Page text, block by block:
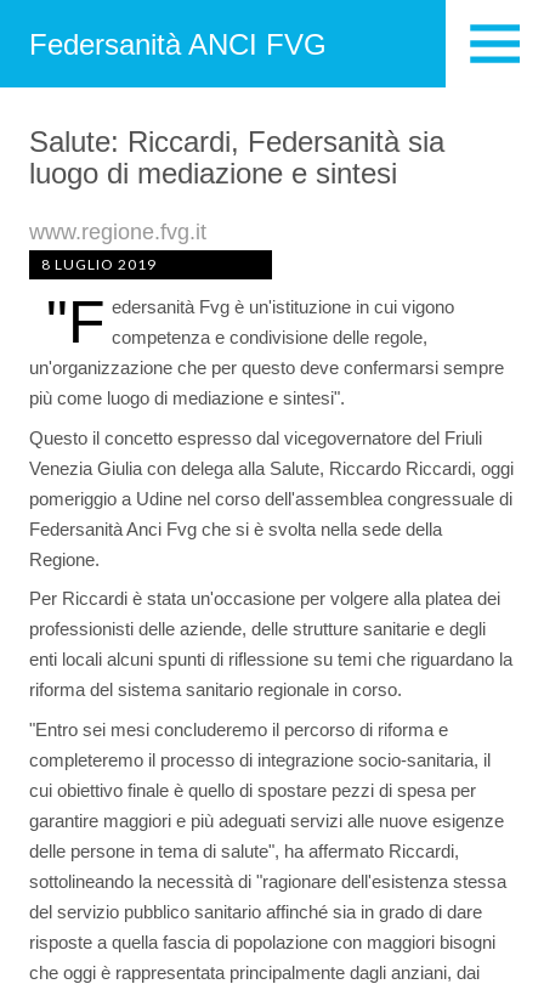
Federsanità ANCI FVG
Salute: Riccardi, Federsanità sia
luogo di mediazione e sintesi
www.regione.fvg.it
8 LUGLIO 2019
"F edersanità Fvg è un'istituzione in cui vigono
competenza e condivisione delle regole,
un'organizzazione che per questo deve confermarsi sempre
più come luogo di mediazione e sintesi".
Questo il concetto espresso dal vicegovernatore del Friuli
Venezia Giulia con delega alla Salute, Riccardo Riccardi, oggi
pomeriggio a Udine nel corso dell'assemblea congressuale di
Federsanità Anci Fvg che si è svolta nella sede della
Regione.
Per Riccardi è stata un'occasione per volgere alla platea dei
professionisti delle aziende, delle strutture sanitarie e degli
enti locali alcuni spunti di riflessione su temi che riguardano la
riforma del sistema sanitario regionale in corso.
"Entro sei mesi concluderemo il percorso di riforma e
completeremo il processo di integrazione socio-sanitaria, il
cui obiettivo finale è quello di spostare pezzi di spesa per
garantire maggiori e più adeguati servizi alle nuove esigenze
delle persone in tema di salute", ha affermato Riccardi,
sottolineando la necessità di "ragionare dell'esistenza stessa
del servizio pubblico sanitario affinché sia in grado di dare
risposte a quella fascia di popolazione con maggiori bisogni
che oggi è rappresentata principalmente dagli anziani, dai